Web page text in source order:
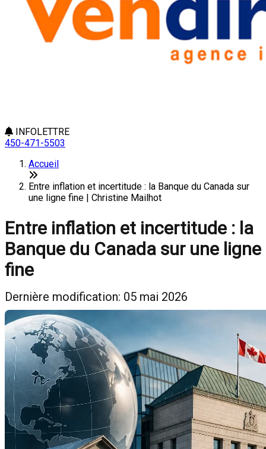
INFOLETTRE
450-471-5503
Accueil
Entre inflation et incertitude : la Banque du Canada sur
une ligne fine | Christine Mailhot
Entre inflation et incertitude : la
Banque du Canada sur une ligne
fine
Dernière modification: 05 mai 2026